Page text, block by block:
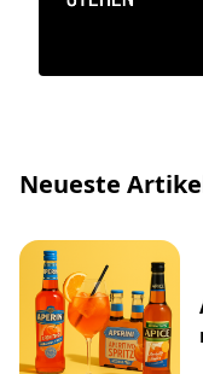
Neueste